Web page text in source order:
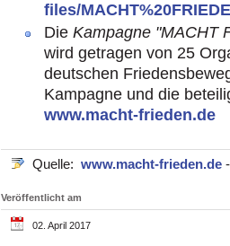
files/
Die Kampagne "MACHT
wird getragen von 25
deutschen
Kampagne und die
www.macht-frieden.de
Quelle: www.macht-frieden.de
Veröffentlicht am
02. April 2017